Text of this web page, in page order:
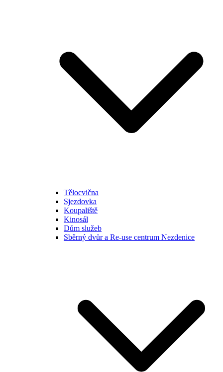
Tělocvična
Sjezdovka
Koupaliště
Kinosál
Dům služeb
Sběrný dvůr a Re-use centrum Nezdenice